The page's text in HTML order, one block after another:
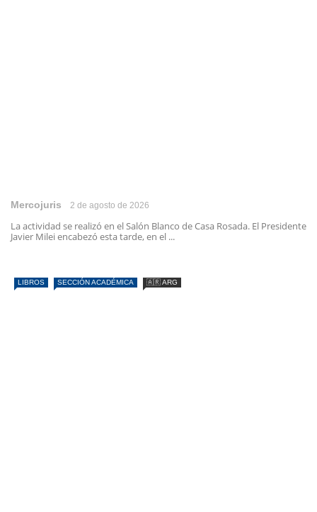
Mercojuris 2 de agosto de 2026
La actividad se realizó en el Salón Blanco de Casa Rosada. El Presidente
Javier Milei encabezó esta tarde, en el ...
LIBROS SECCIÓN ACADÉMICA 🇦🇷 ARG